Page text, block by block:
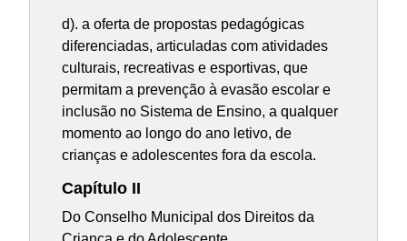
d). a oferta de propostas pedagógicas
diferenciadas, articuladas com atividades
culturais, recreativas e esportivas, que
permitam a prevenção à evasão escolar e
inclusão no Sistema de Ensino, a qualquer
momento ao longo do ano letivo, de
crianças e adolescentes fora da escola.
Capítulo II
Do Conselho Municipal dos Direitos da